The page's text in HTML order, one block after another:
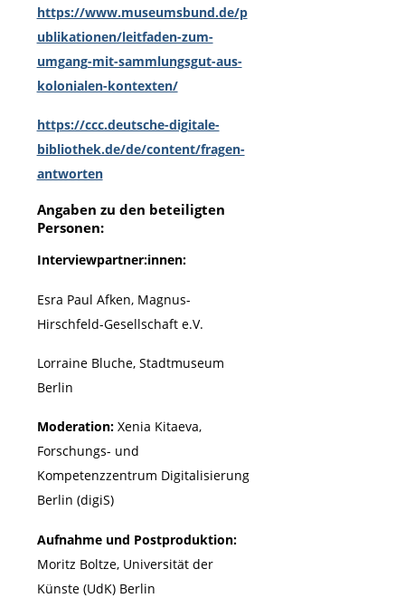
https://www.museumsbund.de/p
ublikationen/leitfaden-zum-
umgang-mit-sammlungsgut-aus-
kolonialen-kontexten/
https://ccc.deutsche-digitale-
bibliothek.de/de/content/fragen-
antworten
Angaben zu den beteiligten
Personen:
Interviewpartner:innen:
Esra Paul Afken, Magnus-
Hirschfeld-Gesellschaft e.V.
Lorraine Bluche, Stadtmuseum
Berlin
Moderation:Xenia Kitaeva,
Forschungs- und
Kompetenzzentrum Digitalisierung
Berlin (digiS)
Aufnahme und Postproduktion:
Moritz Boltze, Universität der
Künste (UdK) Berlin